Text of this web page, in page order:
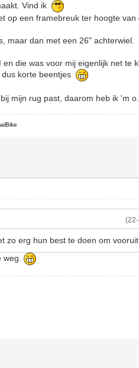
Vind ik
op een framebreuk ter hoogte van
maar dan met een 26" achterwiel.
die was voor mij eigenlijk net te
dus korte beentjes
mijn rug past, daarom heb ik 'm
zo erg hun best te doen om vooruit
weg.